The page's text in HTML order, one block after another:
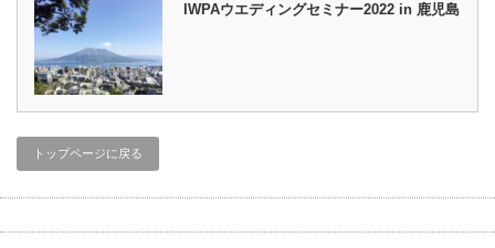
IWPAウエディングセミナー2022 in 鹿児島
トップページに戻る